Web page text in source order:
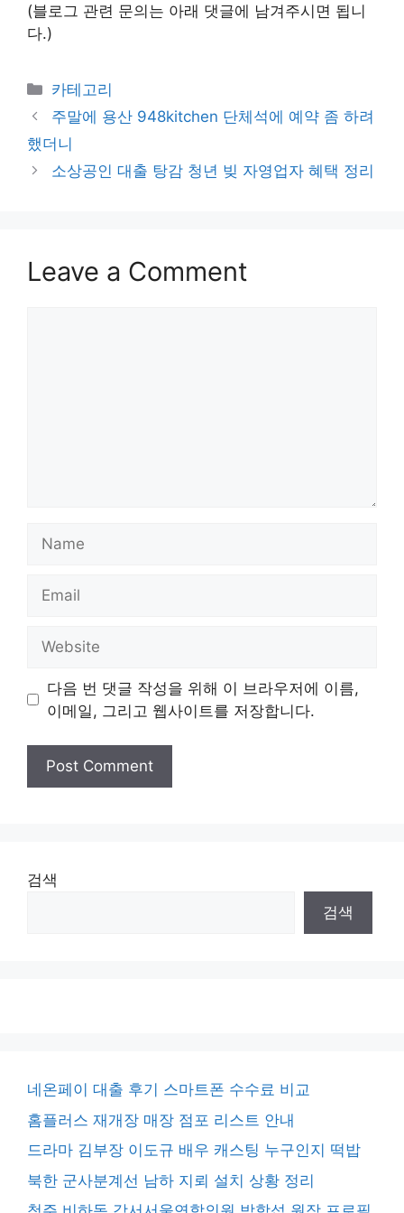
(블로그 관련 문의는 아래 댓글에 남겨주시면 됩니
다.)
Categories
카테고리
주말에 용산 948kitchen 단체석에 예약 좀 하려
했더니
소상공인 대출 탕감 청년 빚 자영업자 혜택 정리
Leave a Comment
다음 번 댓글 작성을 위해 이 브라우저에 이름,
이메일, 그리고 웹사이트를 저장합니다.
검색
검색
네온페이 대출 후기 스마트폰 수수료 비교
홈플러스 재개장 매장 점포 리스트 안내
드라마 김부장 이도규 배우 캐스팅 누구인지 떡밥
북한 군사분계선 남하 지뢰 설치 상황 정리